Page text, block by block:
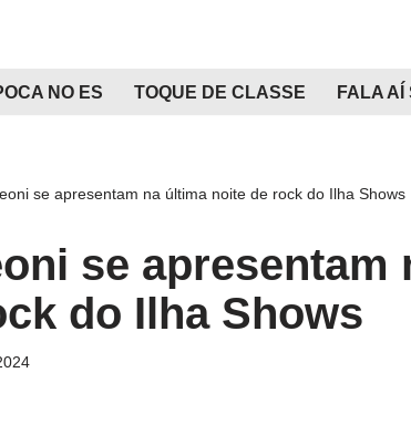
NO ES TOQUE DE CLASSE FALA AÍ
se apresentam na última noite de rock do Ilha Shows
se apresentam
do Ilha Shows